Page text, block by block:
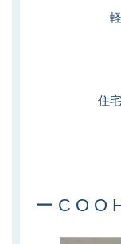
住
ー C O O